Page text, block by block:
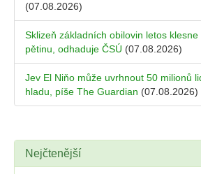
(07.08.2026)
Sklizeň základních obilovin letos
pětinu, odhaduje ČSÚ (07.08.2026)
Jev El Niňo může uvrhnout 50 milionů
hladu, píše The Guardian (07.08.2026)
Nejčtenější